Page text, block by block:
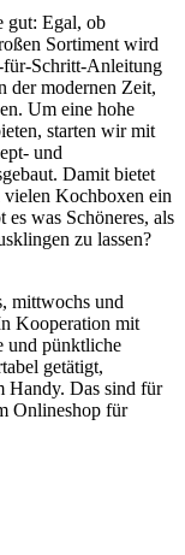
gut: Egal, ob
Sortiment wird
für-Schritt-Anleitung
der modernen Zeit,
Um eine hohe
starten wir mit
und
Damit bietet
vielen Kochboxen ein
was Schöneres, als
zu lassen?
mittwochs und
Kooperation mit
und pünktliche
getätigt,
Handy. Das sind für
Onlineshop für